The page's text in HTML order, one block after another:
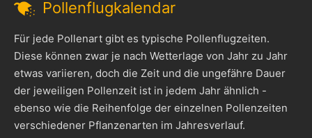
Pollenflugkalendar
Für jede Pollenart gibt es typische Pollenflugzeiten.
Diese können zwar je nach Wetterlage von Jahr zu Jahr
etwas variieren, doch die Zeit und die ungefähre Dauer
der jeweiligen Pollenzeit ist in jedem Jahr ähnlich -
ebenso wie die Reihenfolge der einzelnen Pollenzeiten
verschiedener Pflanzenarten im Jahresverlauf.